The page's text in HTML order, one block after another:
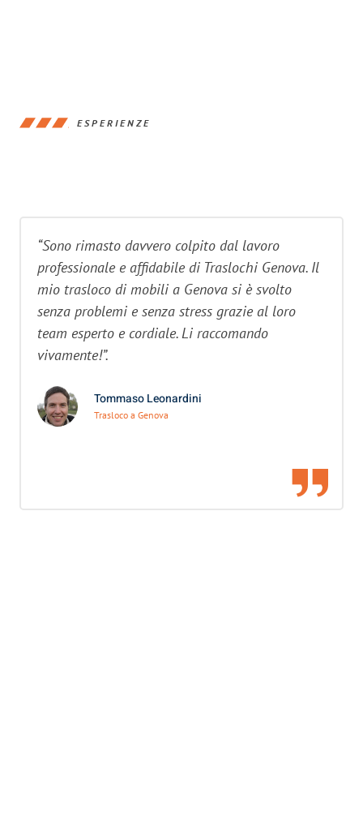
ESPERIENZE
“Sono rimasto davvero colpito dal lavoro
professionale e affidabile di Traslochi Genova. Il
mio trasloco di mobili a Genova si è svolto
senza problemi e senza stress grazie al loro
team esperto e cordiale. Li raccomando
vivamente!”.
Tommaso Leonardini
Trasloco a Genova